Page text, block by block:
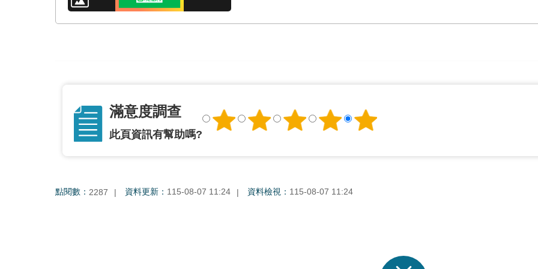
滿意度調查
此頁資訊有幫助嗎?
點閱數： 2287 資料更新： 115-08-07 11:24 資料檢視： 115-08-07 11:24